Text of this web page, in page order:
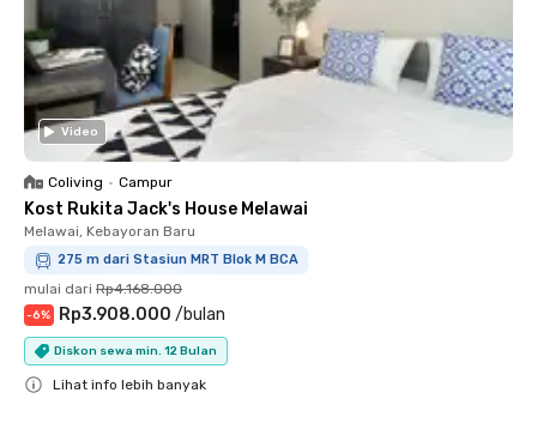
Video
Coliving • Campur
Kost Rukita Jack's House Melawai
Melawai, Kebayoran Baru
275 m dari Stasiun MRT Blok M BCA
mulai dari Rp4.168.000
-6% Rp3.908.000 /bulan
Diskon sewa min. 12 Bulan
Lihat info lebih banyak